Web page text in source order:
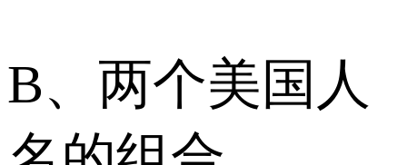
B、两个美国人